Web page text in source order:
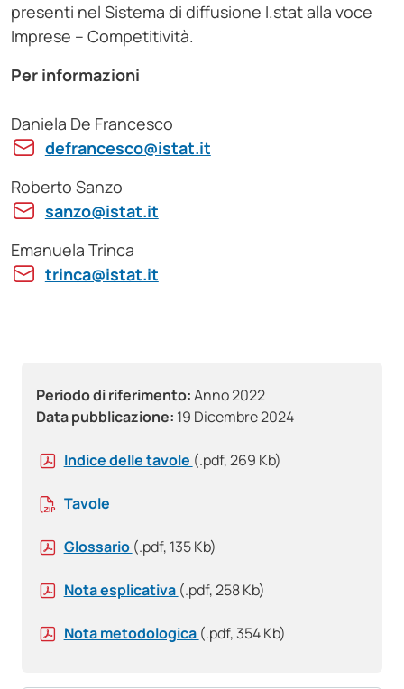
Periodo di riferimento:Anno 2022
Data pubblicazione: 19 Dicembre 2024
Indice delle tavole (.pdf, 269 Kb)
Tavole
Glossario (.pdf, 135 Kb)
Nota esplicativa (.pdf, 258 Kb)
Nota metodologica (.pdf, 354 Kb)
presenti nel Sistema di diffusione I.stat alla voce
Imprese – Competitività.
Per informazioni
Daniela De Francesco
defrancesco@istat.it
Roberto Sanzo
sanzo@istat.it
Emanuela Trinca
trinca@istat.it